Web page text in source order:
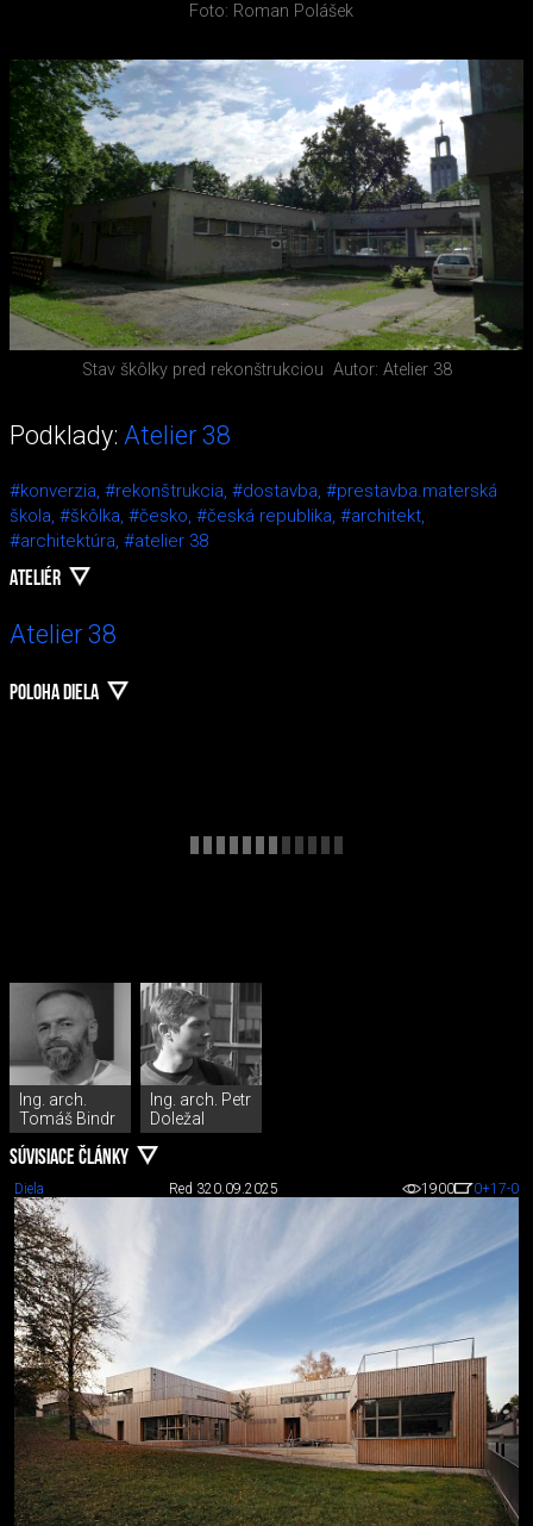
Foto: Roman Polášek
Stav škôlky pred rekonštrukciou Autor: Atelier 38
Podklady: Atelier 38
#konverzia, #rekonštrukcia, #dostavba, #prestavba.materská
škola, #škôlka, #česko, #česká republika, #architekt,
#architektúra, #atelier 38
ATELIÉR
Atelier 38
POLOHA DIELA
Ing. arch.
Tomáš Bindr
Ing. arch. Petr
Doležal
SÚVISIACE ČLÁNKY
Diela Red 320.09.2025 1900 0+17-0